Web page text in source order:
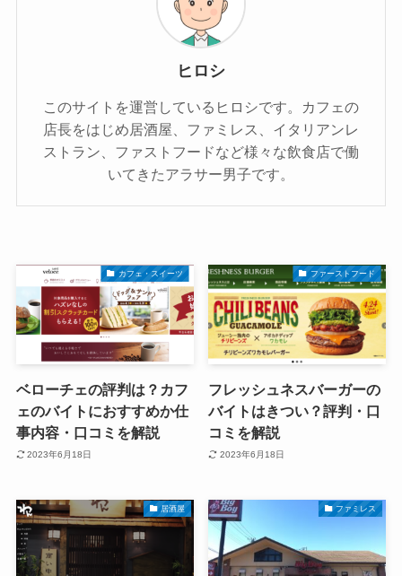
ヒロシ
このサイトを運営しているヒロシです。カフェの
店長をはじめ居酒屋、ファミレス、イタリアンレ
ストラン、ファストフードなど様々な飲食店で働
いてきたアラサー男子です。
カフェ・スイーツ
ベローチェの評判は？カフ
ェのバイトにおすすめか仕
事内容・口コミを解説
2023年6月18日
ファーストフード
フレッシュネスバーガーの
バイトはきつい？評判・口
コミを解説
2023年6月18日
居酒屋 ファミレス